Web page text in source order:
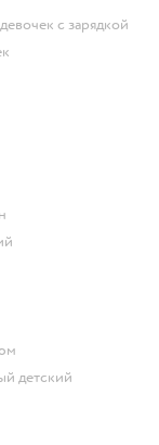
с зарядкой
детский